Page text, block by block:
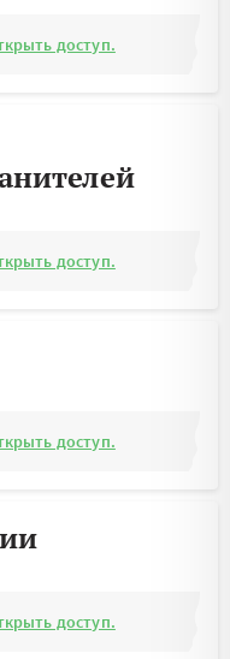
доступ.
доступ.
доступ.
доступ.